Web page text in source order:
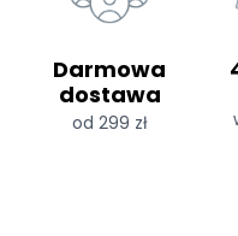
Darmowa
dostawa
od 299 zł